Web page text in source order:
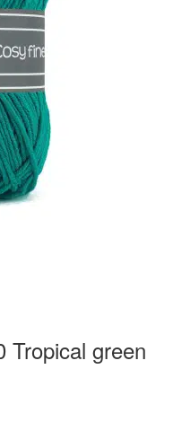
Tropical green